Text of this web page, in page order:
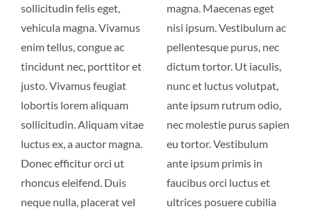
sollicitudin felis eget,
vehicula magna. Vivamus
enim tellus, congue ac
tincidunt nec, porttitor et
justo. Vivamus feugiat
lobortis lorem aliquam
sollicitudin. Aliquam vitae
luctus ex, a auctor magna.
Donec efficitur orci ut
rhoncus eleifend. Duis
neque nulla, placerat vel
magna. Maecenas eget
nisi ipsum. Vestibulum ac
pellentesque purus, nec
dictum tortor. Ut iaculis,
nunc et luctus volutpat,
ante ipsum rutrum odio,
nec molestie purus sapien
eu tortor. Vestibulum
ante ipsum primis in
faucibus orci luctus et
ultrices posuere cubilia